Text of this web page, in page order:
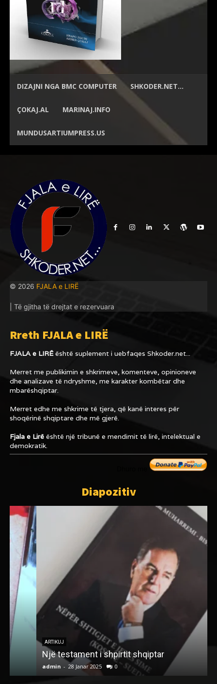
DIZAJNI NGA BMC COMPUTER SHKODER.NET…
ÇOKAJ.AL MARINAJ.INFO
MUNDUSARTIUMPRESS.US
© 2026 FJALA e LIRË
| Të gjitha të drejtat e rezervuara
Rreth FJALA e LIRË
FJALA e LIRËështë suplement i uebfaqes Shkoder.net...
Merret me publikimin e shkrimeve, komenteve, opinioneve
dhe analizave të ndryshme, me karakter kombëtar dhe
mbarëshqiptar.
Merret edhe me shkrime të tjera, që kanë interes për
shoqërinë shqiptare dhe më gjerë.
Fjala e Lirë është një tribunë e mendimit të lirë, intelektual e
demokratik.
Diapozitiv
ARTIKUJ
Një testament i shpirtit shqiptar
28 Janar 2025 0